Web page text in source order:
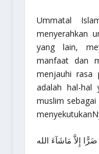
Ummatal
menyerahkan
yang lain,
manfaat dan
menjauhi rasa
adalah hal-hal
muslim
إِلاَّ مَاشَآءَ الله